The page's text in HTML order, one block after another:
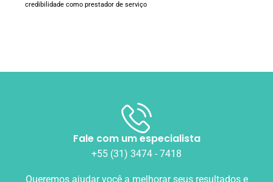
credibilidade como prestador de serviço
Fale com um especialista
+55 (31) 3474 - 7418
Queremos ajudar você a melhorar seus resultados e